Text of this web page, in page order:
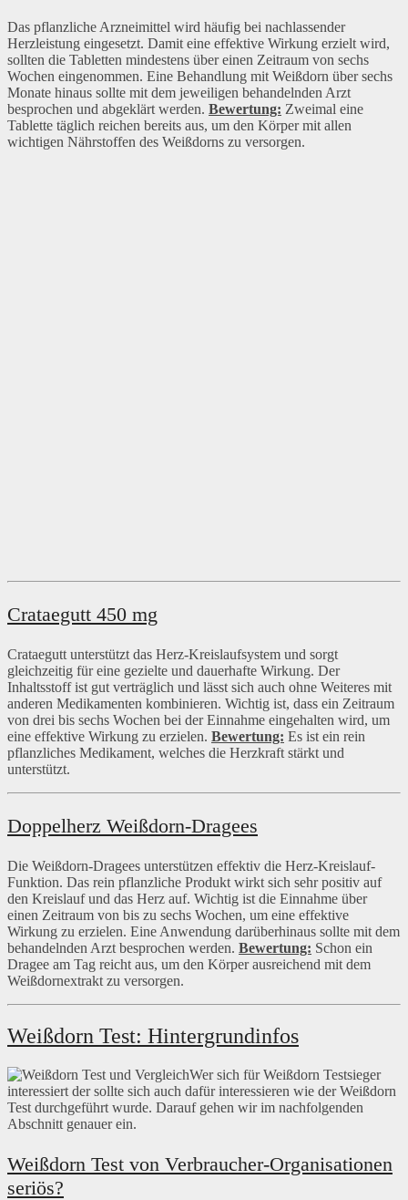
Das pflanzliche Arzneimittel wird häufig bei nachlassender
Herzleistung eingesetzt. Damit eine effektive Wirkung erzielt wird,
sollten die Tabletten mindestens über einen Zeitraum von sechs
Wochen eingenommen. Eine Behandlung mit Weißdorn über sechs
Monate hinaus sollte mit dem jeweiligen behandelnden Arzt
besprochen und abgeklärt werden. Bewertung: Zweimal eine
Tablette täglich reichen bereits aus, um den Körper mit allen
wichtigen Nährstoffen des Weißdorns zu versorgen.
Crataegutt 450 mg
Crataegutt unterstützt das Herz-Kreislaufsystem und sorgt
gleichzeitig für eine gezielte und dauerhafte Wirkung. Der
Inhaltsstoff ist gut verträglich und lässt sich auch ohne Weiteres mit
anderen Medikamenten kombinieren. Wichtig ist, dass ein Zeitraum
von drei bis sechs Wochen bei der Einnahme eingehalten wird, um
eine effektive Wirkung zu erzielen. Bewertung: Es ist ein rein
pflanzliches Medikament, welches die Herzkraft stärkt und
unterstützt.
Doppelherz Weißdorn-Dragees
Die Weißdorn-Dragees unterstützen effektiv die Herz-Kreislauf-
Funktion. Das rein pflanzliche Produkt wirkt sich sehr positiv auf
den Kreislauf und das Herz auf. Wichtig ist die Einnahme über
einen Zeitraum von bis zu sechs Wochen, um eine effektive
Wirkung zu erzielen. Eine Anwendung darüberhinaus sollte mit dem
behandelnden Arzt besprochen werden. Bewertung: Schon ein
Dragee am Tag reicht aus, um den Körper ausreichend mit dem
Weißdornextrakt zu versorgen.
Weißdorn Test: Hintergrundinfos
Wer sich für Weißdorn Testsieger
interessiert der sollte sich auch dafür interessieren wie der Weißdorn
Test durchgeführt wurde. Darauf gehen wir im nachfolgenden
Abschnitt genauer ein.
Weißdorn Test von Verbraucher-Organisationen
seriös?